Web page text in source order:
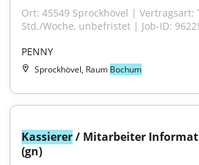
Ort: 45549 Sprockhövel | Vertragsart:
Std./Woche, unbefristet | Job-ID:
PENNY
Sprockhövel, Raum Bochum
Kassierer / Mitarbeiter
(gn)